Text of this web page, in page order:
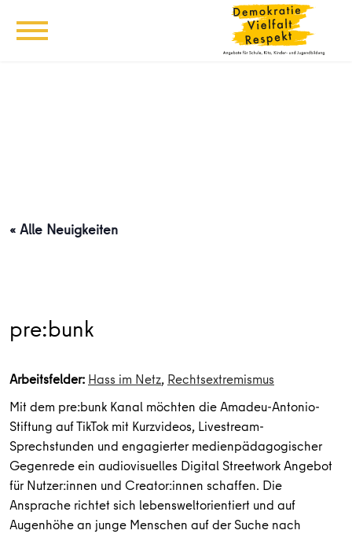
« Alle Neuigkeiten
pre:bunk
Arbeitsfelder: Hass im Netz, Rechtsextremismus
Mit dem pre:bunk Kanal möchten die Amadeu-Antonio-
Stiftung auf TikTok mit Kurzvideos, Livestream-
Sprechstunden und engagierter medienpädagogischer
Gegenrede ein audiovisuelles Digital Streetwork Angebot
für Nutzer:innen und Creator:innen schaffen. Die
Ansprache richtet sich lebensweltorientiert und auf
Augenhöhe an junge Menschen auf der Suche nach